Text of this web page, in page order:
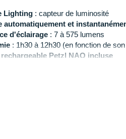
Lighting: capteur de luminosité
automatiquement et
d'éclairage: 7 à 575 lumens
: 1h30 à 12h30 (en fonction de
Petzl NAO incluse
IPX4
de la vider
une meilleure durée de vie de la